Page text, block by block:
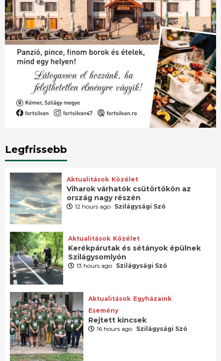
Legfrissebb
Aktualitások Közélet
Viharok várhatók csütörtökön az
ország nagy részén
12 hours ago Szilágysági Szó
Aktualitások Közélet
Kerékpárutak és sétányok épülnek
Szilágysomlyón
13 hours ago Szilágysági Szó
Aktualitások Egyházaink
Esemény
Rejtett kincsek
16 hours ago Szilágysági Szó